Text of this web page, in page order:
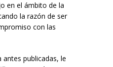
en el ámbito de la
la razón de ser
con las
publicadas, le